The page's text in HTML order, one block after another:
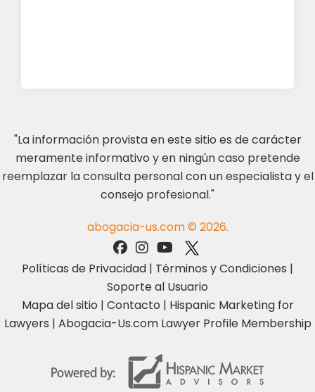
"La información provista en este sitio es de carácter
meramente informativo y en ningún caso pretende
reemplazar la consulta personal con un especialista y el
consejo profesional."
abogacia-us.com © 2026.
Políticas de Privacidad | Términos y Condiciones |
Soporte al Usuario
Mapa del sitio | Contacto | Hispanic Marketing for
Lawyers | Abogacia-Us.com Lawyer Profile Membership